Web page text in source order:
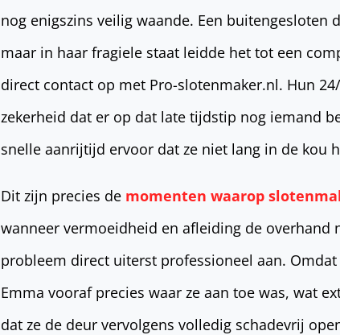
nog enigszins veilig waande. Een buitengesloten
maar in haar fragiele staat leidde het tot een
direct contact op met Pro-slotenmaker.nl. Hun
zekerheid dat er op dat late tijdstip nog iemand
snelle aanrijtijd ervoor dat ze niet lang in de kou
Dit zijn precies de momenten waarop
wanneer vermoeidheid en afleiding de overhand
probleem direct uiterst professioneel aan.
Emma vooraf precies waar ze aan toe was, wat
dat ze de deur vervolgens volledig schadevrij